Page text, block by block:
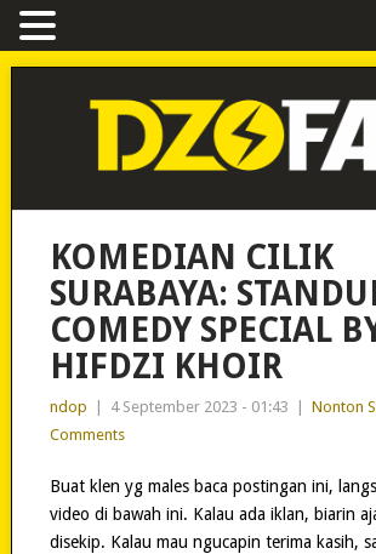
KOMEDIAN CILIK
SURABAYA:
COMEDY SPECIAL
HIFDZI KHOIR
ndop 4 September 2023 - 01:43 Nonton
Comments
Buat klen yg males baca postingan ini,
video di bawah ini. Kalau ada iklan, biarin
disekip. Kalau mau ngucapin terima kasih,